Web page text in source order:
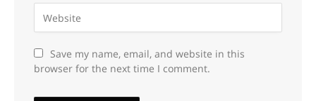
Save my name, email, and website in this
browser for the next time I comment.